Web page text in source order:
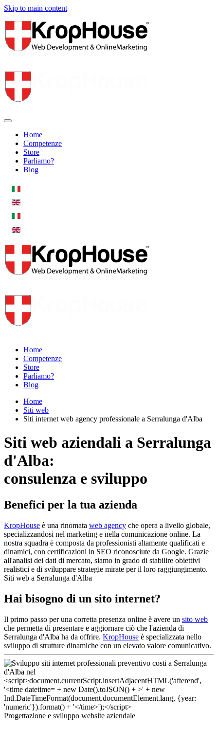
Skip to main content
Home
Competenze
Store
Parliamo?
Blog
Home
Competenze
Store
Parliamo?
Blog
Home
Siti web
Siti internet web agency professionale a Serralunga d'Alba
Siti web aziendali a Serralunga
d'Alba:
consulenza e sviluppo
Benefici per la tua azienda
KropHouse è una rinomata web agency che opera a livello globale,
specializzandosi nel marketing e nella comunicazione online. La
nostra squadra è composta da professionisti altamente qualificati e
dinamici, con certificazioni in SEO riconosciute da Google. Grazie
all'analisi dei dati di mercato, siamo in grado di stabilire obiettivi
realistici e di sviluppare strategie mirate per il loro raggiungimento.
Siti web a Serralunga d'Alba
Hai bisogno di un sito internet?
Il primo passo per una corretta presenza online è avere un sito web
che permetta di presentare e aggiornare ciò che l'azienda di
Serralunga d'Alba ha da offrire. KropHouse è specializzata nello
sviluppo di strutture dinamiche con un elevato valore comunicativo.
Progettazione e sviluppo website aziendale